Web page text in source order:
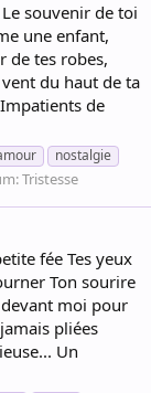
souvenir de toi
une enfant,
de tes robes,
du haut de ta
de
nostalgie
Tristesse
fée Tes yeux
Ton sourire
moi pour
pliées
Un